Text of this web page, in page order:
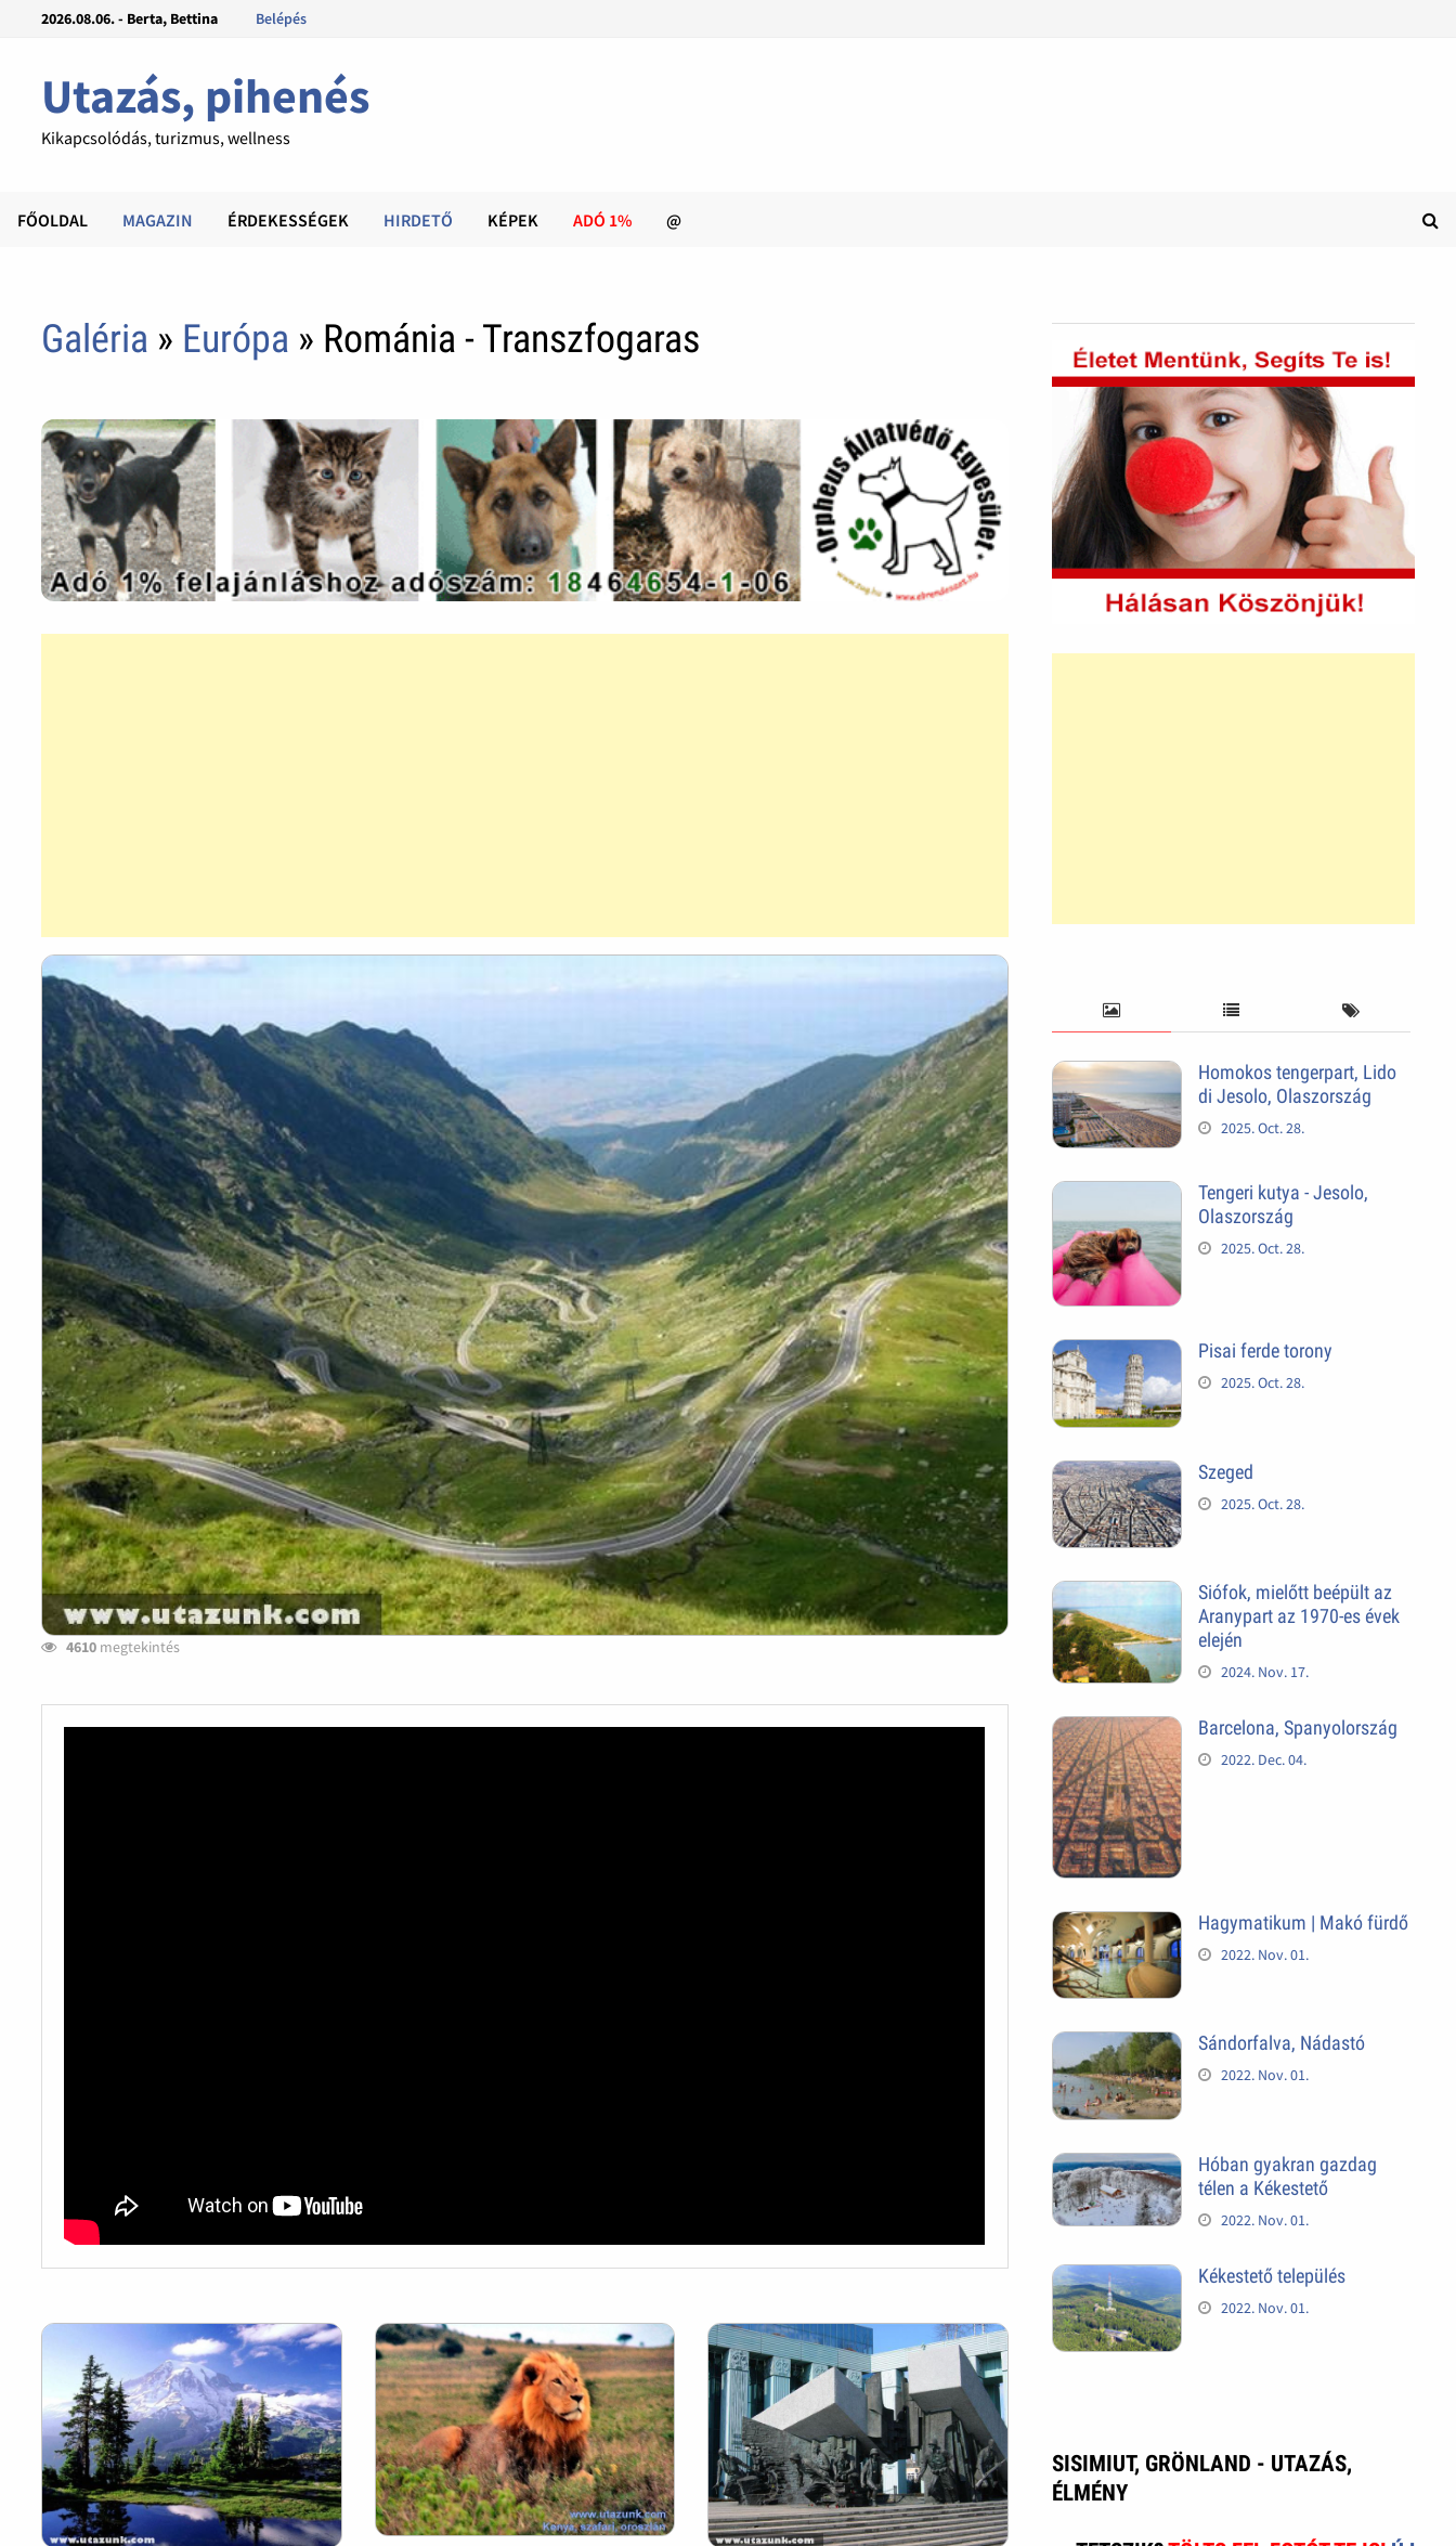
2026.08.06. - Berta, Bettina Belépés
Utazás, pihenés
Kikapcsolódás, turizmus, wellness
FŐOLDAL MAGAZIN ÉRDEKESSÉGEK HIRDETŐ KÉPEK ADÓ 1% @
Galéria » Európa » Románia - Transzfogaras
4610 megtekintés
Homokos tengerpart, Lido
di Jesolo, Olaszország
2025. Oct. 28.
Tengeri kutya - Jesolo,
Olaszország
2025. Oct. 28.
Pisai ferde torony
2025. Oct. 28.
Szeged
2025. Oct. 28.
Siófok, mielőtt beépült az
Aranypart az 1970-es évek
elején
2024. Nov. 17.
Barcelona, Spanyolország
2022. Dec. 04.
Hagymatikum | Makó fürdő
2022. Nov. 01.
Sándorfalva, Nádastó
2022. Nov. 01.
Hóban gyakran gazdag
télen a Kékestető
2022. Nov. 01.
Kékestető település
2022. Nov. 01.
SISIMIUT, GRÖNLAND - UTAZÁS,
ÉLMÉNY